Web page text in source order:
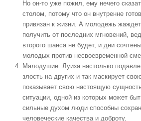
Но он-то уже пожил, ему нечего
столом, потому что он внутренне
привязан к жизни. А молодежь
получить от последних мгновений,
второго шанса не будет, и дни
молодых против несвоевременной
Малодушие. Луиза настолько
злость на других и так маскирует
показывает свою настоящую
ситуации, одной из которых может
сильные духом люди способны
человеческие качества и доброту.